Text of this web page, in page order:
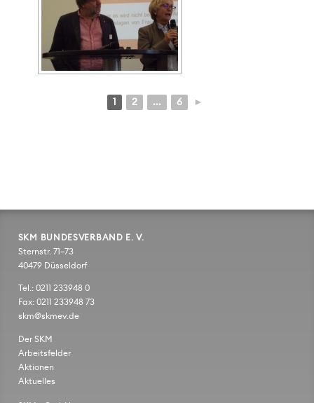
2 ... 6 ►
SKM BUNDESVERBAND E. V.
Sternstr. 71–73
40479 Düsseldorf
Tel.: 0211 233948 0
Fax: 0211 233948 73
skm@skmev.de
Der SKM
Arbeitsfelder
Aktionen
Aktuelles